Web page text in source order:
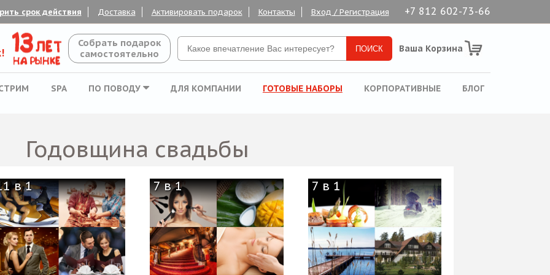
срок действия Доставка Активировать подарок Контакты Вход / Регистрация +7 812 602-73-66
Собрать подарок
самостоятельно
Ваша Корзина
SPA ПО ПОВОДУ ДЛЯ КОМПАНИИ ГОТОВЫЕ НАБОРЫ КОРПОРАТИВНЫЕ БЛОГ
Годовщина свадьбы
в 1 7 в 1 7 в 1